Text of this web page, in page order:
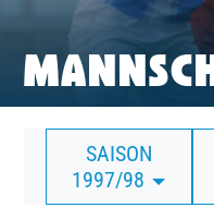
FRAUEN
CAMPUS
CLUB
BUSINESS
SAISON
1997/98